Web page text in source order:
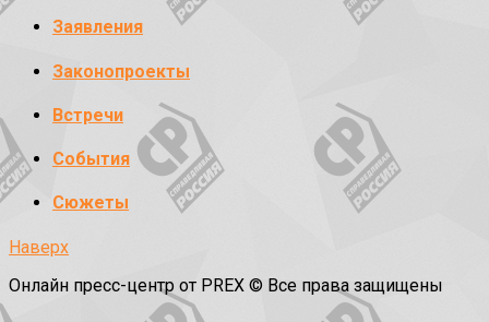
Заявления
Законопроекты
Встречи
События
Сюжеты
Наверх
Онлайн пресс-центр от PREX © Все права защищены